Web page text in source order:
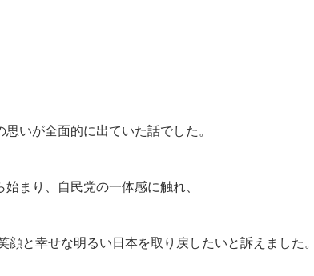
いが全面的に出ていた話でした。
まり、自民党の一体感に触れ、
と幸せな明るい日本を取り戻したいと訴えました。